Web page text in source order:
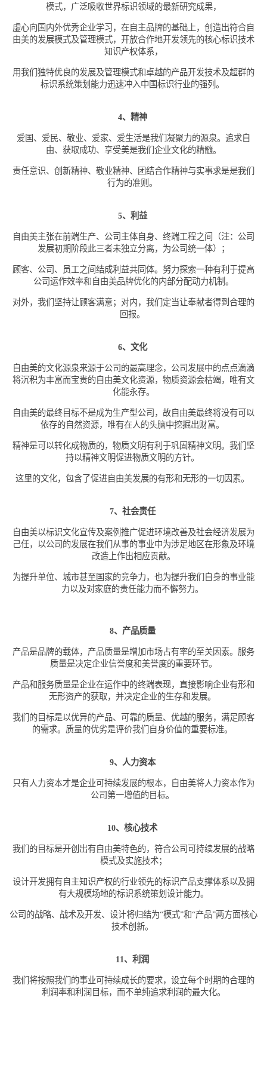
模式，广泛吸收世界标识领域的最新研究成果，
虚心向国内外优秀企业学习，在自主品牌的基础上，创造出符合自
由美的发展模式及管理模式，开放合作地开发领先的核心标识技术
知识产权体系，
用我们独特优良的发展及管理模式和卓越的产品开发技术及超群的
标识系统策划能力迅速冲入中国标识行业的强列。
4、精神
爱国、爱民、敬业、爱家、爱生活是我们凝聚力的源泉。追求自
由、获取成功、享受美是我们企业文化的精髓。
责任意识、创新精神、敬业精神、团结合作精神与实事求是是我们
行为的准则。
5、利益
自由美主张在前端生产、公司主体自身、终端工程之间（注：公司
发展初期阶段此三者未独立分离，为公司统一体）；
顾客、公司、员工之间结成利益共同体。努力探索一种有利于提高
公司运作效率和自由美品牌优化的内部分配动力机制。
对外，我们坚持让顾客满意；对内，我们定当让奉献者得到合理的
回报。
6、文化
自由美的文化源泉来源于公司的最高理念，公司发展中的点点滴滴
将沉积为丰富而宝贵的自由美文化资源，物质资源会枯竭，唯有文
化能永存。
自由美的最终目标不是成为生产型公司，故自由美最终将没有可以
依存的自然资源，唯有在人的头脑中挖掘出财富。
精神是可以转化成物质的，物质文明有利于巩固精神文明。我们坚
持以精神文明促进物质文明的方针。
这里的文化，包含了促进自由美发展的有形和无形的一切因素。
7、社会责任
自由美以标识文化宣传及案例推广促进环境改善及社会经济发展为
己任，以公司的发展在我们从事的事业中为涉足地区在形象及环境
改造上作出相应贡献。
为提升单位、城市甚至国家的竞争力，也为提升我们自身的事业能
力以及对家庭的责任能力而不懈努力。
8、产品质量
产品是品牌的载体，产品质量是增加市场占有率的至关因素。服务
质量是决定企业信誉度和美誉度的重要环节。
产品和服务质量是企业在运作中的终端表现，直接影响企业有形和
无形资产的获取，并决定企业的生存和发展。
我们的目标是以优异的产品、可靠的质量、优越的服务，满足顾客
的需求。质量的优劣是评价我们自身价值的重要标准。
9、人力资本
只有人力资本才是企业可持续发展的根本，自由美将人力资本作为
公司第一增值的目标。
10、核心技术
我们的目标是开创出有自由美特色的，符合公司可持续发展的战略
模式及实施技术；
设计开发拥有自主知识产权的行业领先的标识产品支撑体系以及拥
有大规模场地的标识系统策划设计能力。
公司的战略、战术及开发、设计将归结为“模式”和“产品”两方面核心
技术创新。
11、利润
我们将按照我们的事业可持续成长的要求，设立每个时期的合理的
利润率和利润目标，而不单纯追求利润的最大化。